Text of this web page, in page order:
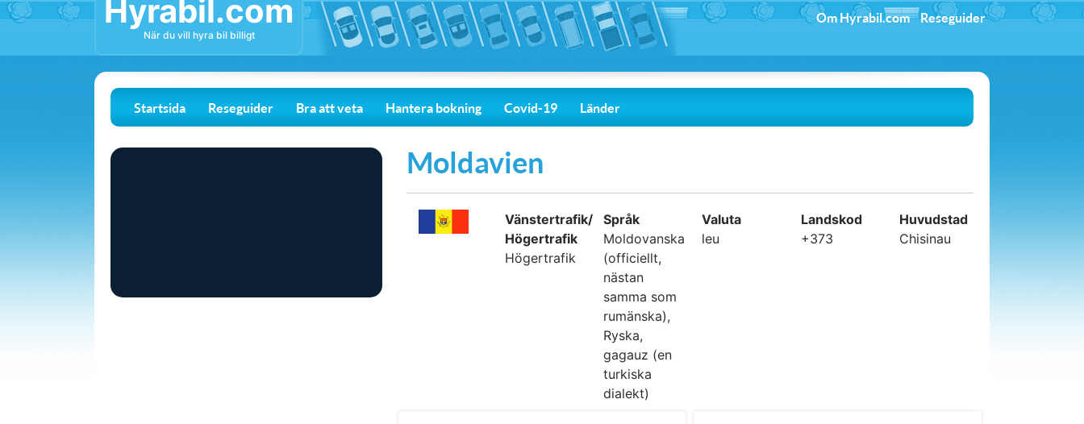
Hyrabil.com
När du vill hyra bil billigt
Om Hyrabil.com Reseguider
Startsida Reseguider Bra att veta Hantera bokning Covid-19 Länder
Moldavien
Vänstertrafik/
Högertrafik
Högertrafik
Språk
Moldovanska
(officiellt,
nästan
samma som
rumänska),
Ryska,
gagauz (en
turkiska
dialekt)
Valuta
leu
Landskod
+373
Huvudstad
Chisinau